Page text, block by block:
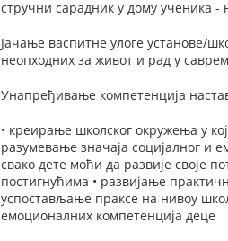
стручни сарадник у дому ученика -
Јачање васпитне улоге установе/
неопходних за живот и рад у
Унапређивање компетенција
• креирање школског окружења у
разумевање значаја социјалног и
свако дете моћи да развије своје
постигнућима • развијање
успостављање праксе на нивоу
емоционалних компетенција деце